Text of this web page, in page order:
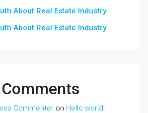
About Real Estate Industry
About Real Estate Industry
Commenter on Hello world!